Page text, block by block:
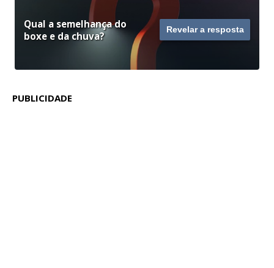
Qual a semelhança do
boxe e da chuva?
Revelar a resposta
PUBLICIDADE